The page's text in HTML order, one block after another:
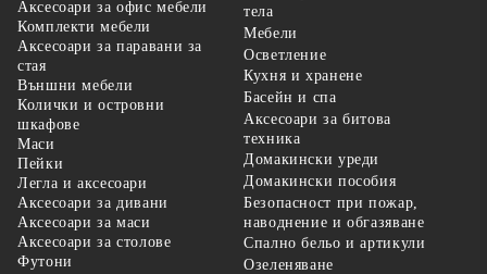
Аксесоари за офис мебели
Комплекти мебели
Аксесоари за паравани за
стая
Външни мебели
Колички и островни
шкафове
Маси
Пейки
Легла и аксесоари
Аксесоари за дивани
Аксесоари за маси
Аксесоари за столове
Футони
тела
Мебели
Осветление
Кухня и хранене
Басейн и спа
Аксесоари за битова
техника
Домакински уреди
Домакински пособия
Безопасност при пожар,
наводнение и обгазяване
Спално бельо и артикули
Озеленяване